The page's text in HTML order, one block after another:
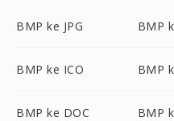
BMP ke JPG BMP
BMP ke ICO BMP
BMP ke DOC BMP